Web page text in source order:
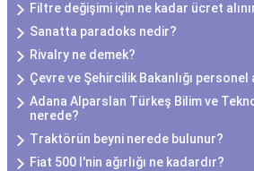
Filtre değişimi için ne kadar ücret
Sanatta paradoks nedir?
Rivalry ne demek?
Çevre ve Şehircilik Bakanlığı personel
Adana Alparslan Türkeş Bilim ve
nerede?
Traktörün beyni nerede bulunur?
Fiat 500 l'nin ağırlığı ne kadardır?